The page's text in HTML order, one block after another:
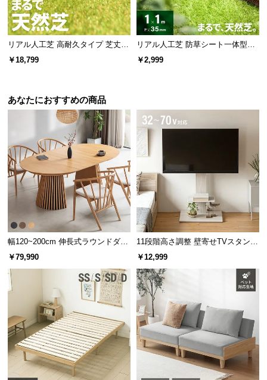
リアル人工芝 高耐久タイプ 芝丈20
mm 2×10m 防草シート付（自然な
￥18,799
リアル人工芝 防草シート一体型タ
イプ 芝丈35mm 1×1m（自然な見
￥2,999
あなたにおすすめの商品
幅120~200cm 伸長式ラウンドダイ
ニングテーブル 6人掛け 天然木突
￥79,990
11段階高さ調整 壁寄せTVスタンド
キャスター付き 上下左右角度調節
￥12,999